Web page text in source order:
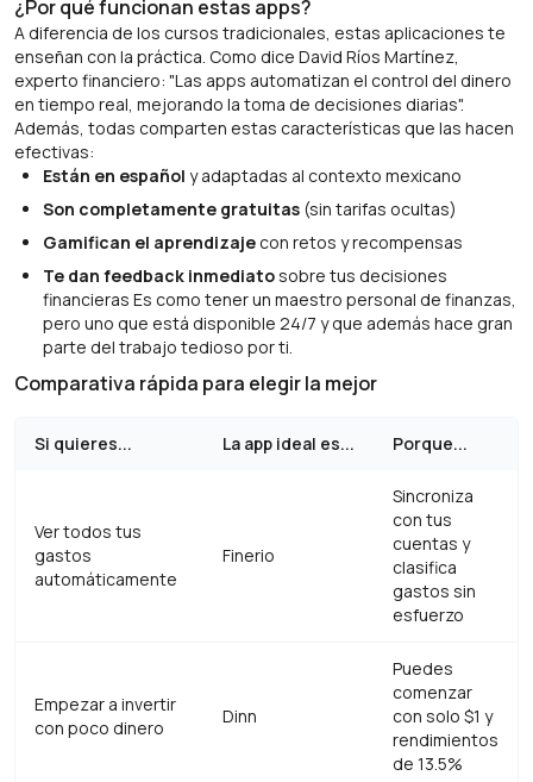
¿Por qué funcionan estas apps?
A diferencia de los cursos tradicionales, estas aplicaciones te
enseñan con la práctica. Como dice David Ríos Martínez,
experto financiero: "Las apps automatizan el control del dinero
en tiempo real, mejorando la toma de decisiones diarias".
Además, todas comparten estas características que las hacen
efectivas:
Están en español y adaptadas al contexto mexicano
Son completamente gratuitas (sin tarifas ocultas)
Gamifican el aprendizaje con retos y recompensas
Te dan feedback inmediatosobre tus decisiones
financieras Es como tener un maestro personal de finanzas,
pero uno que está disponible 24/7 y que además hace gran
parte del trabajo tedioso por ti.
Comparativa rápida para elegir la mejor
Si quieres... La app ideal es... Porque...
Ver todos tus
gastos
automáticamente
Finerio
Sincroniza
con tus
cuentas y
clasifica
gastos sin
esfuerzo
Empezar a invertir
con poco dinero
Dinn
Puedes
comenzar
con solo $1 y
rendimientos
de 13.5%